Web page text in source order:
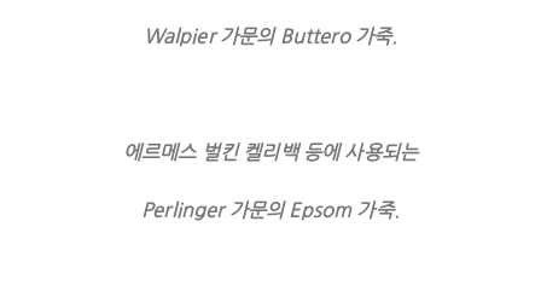
Walpier 가문의 Buttero 가죽.
에르메스 벌킨 켈리백 등에 사용되는
Perlinger 가문의 Epsom 가죽.